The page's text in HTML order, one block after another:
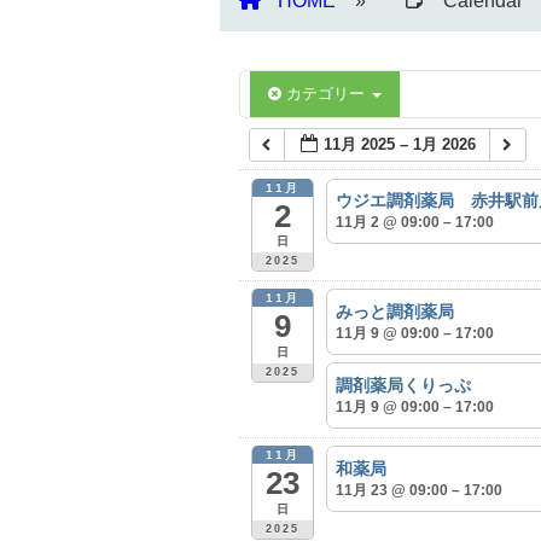
カテゴリー
11月 2025 – 1月 2026
11月
2
日
2025
ウジエ調剤薬局 赤井駅
11月 2 @ 09:00 – 17:00
11月
9
日
2025
みっと調剤薬局
11月 9 @ 09:00 – 17:00
調剤薬局くりっぷ
11月 9 @ 09:00 – 17:00
11月
23
日
2025
和薬局
11月 23 @ 09:00 – 17:00